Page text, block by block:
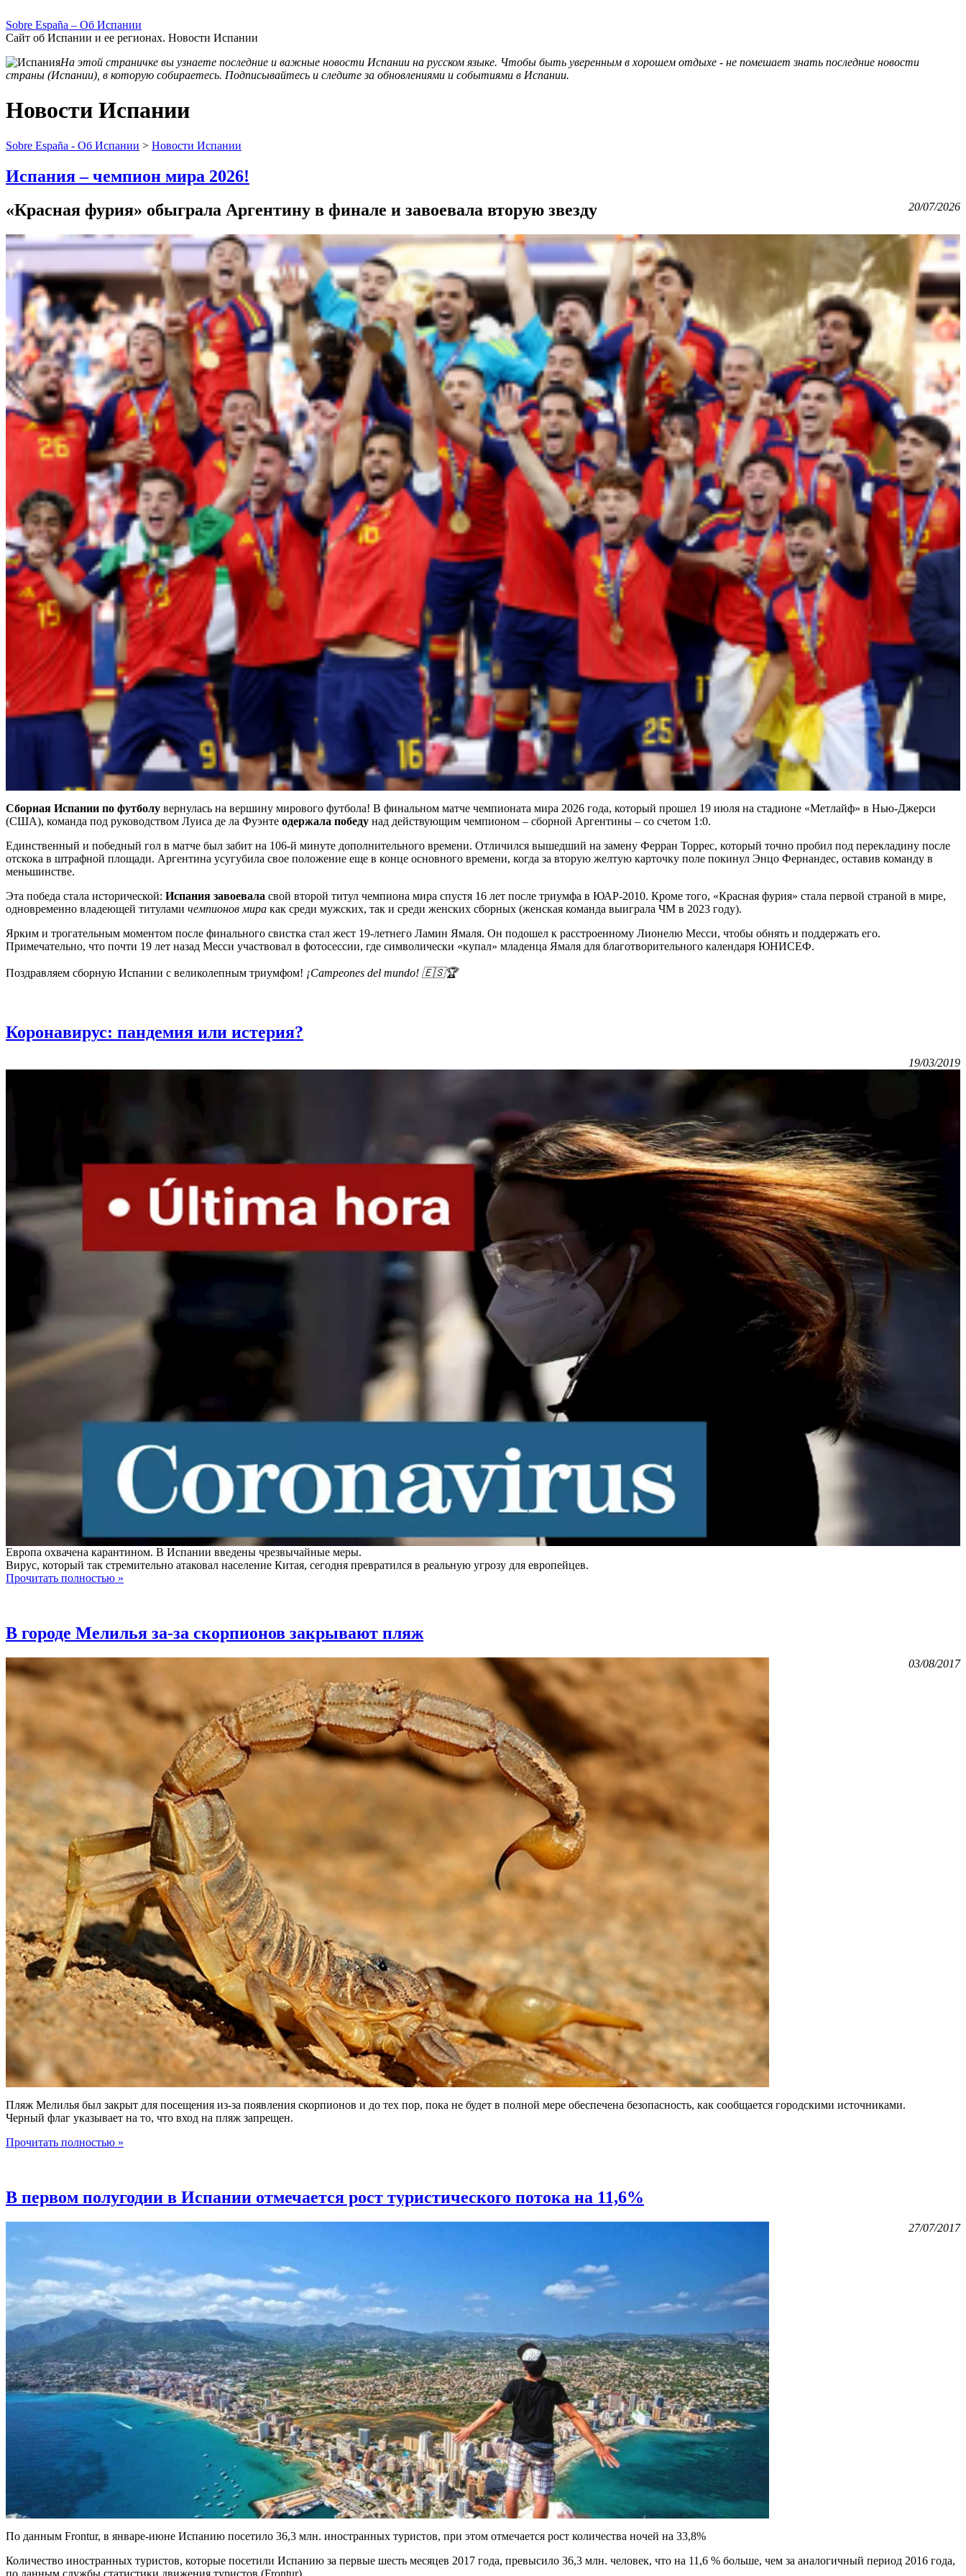
Sobre España – Об Испании
Сайт об Испании и ее регионах. Новости Испании
На этой страничке вы узнаете последние и важные новости Испании на русском языке. Чтобы быть уверенным в хорошем отдыхе - не помешает знать последние новости
страны (Испании), в которую собираетесь. Подписывайтесь и следите за обновлениями и событиями в Испании.
Новости Испании
Sobre España - Об Испании > Новости Испании
Испания – чемпион мира 2026!
20/07/2026
«Красная фурия» обыграла Аргентину в финале и завоевала вторую звезду
Сборная Испании по футболу вернулась на вершину мирового футбола! В финальном матче чемпионата мира 2026 года, который прошел 19 июля на стадионе «Метлайф» в Нью-Джерси
(США), команда под руководством Луиса де ла Фуэнте одержала победу над действующим чемпионом – сборной Аргентины – со счетом 1:0.
Единственный и победный гол в матче был забит на 106-й минуте дополнительного времени. Отличился вышедший на замену Ферран Торрес, который точно пробил под перекладину после
отскока в штрафной площади. Аргентина усугубила свое положение еще в конце основного времени, когда за вторую желтую карточку поле покинул Энцо Фернандес, оставив команду в
меньшинстве.
Эта победа стала исторической: Испания завоевала свой второй титул чемпиона мира спустя 16 лет после триумфа в ЮАР-2010. Кроме того, «Красная фурия» стала первой страной в мире,
одновременно владеющей титулами чемпионов мира как среди мужских, так и среди женских сборных (женская команда выиграла ЧМ в 2023 году).
Ярким и трогательным моментом после финального свистка стал жест 19-летнего Ламин Ямаля. Он подошел к расстроенному Лионелю Месси, чтобы обнять и поддержать его.
Примечательно, что почти 19 лет назад Месси участвовал в фотосессии, где символически «купал» младенца Ямаля для благотворительного календаря ЮНИСЕФ.
Поздравляем сборную Испании с великолепным триумфом! ¡Campeones del mundo! 🇪🇸🏆
Коронавирус: пандемия или истерия?
19/03/2019
Европа охвачена карантином. В Испании введены чрезвычайные меры.
Вирус, который так стремительно атаковал население Китая, сегодня превратился в реальную угрозу для европейцев.
Прочитать полностью »
В городе Мелилья за-за скорпионов закрывают пляж
03/08/2017
Пляж Мелилья был закрыт для посещения из-за появления скорпионов и до тех пор, пока не будет в полной мере обеспечена безопасность, как сообщается городскими источниками.
Черный флаг указывает на то, что вход на пляж запрещен.
Прочитать полностью »
В первом полугодии в Испании отмечается рост туристического потока на 11,6%
27/07/2017
По данным Frontur, в январе-июне Испанию посетило 36,3 млн. иностранных туристов, при этом отмечается рост количества ночей на 33,8%
Количество иностранных туристов, которые посетили Испанию за первые шесть месяцев 2017 года, превысило 36,3 млн. человек, что на 11,6 % больше, чем за аналогичный период 2016 года,
по данным службы статистики движения туристов (Frontur).